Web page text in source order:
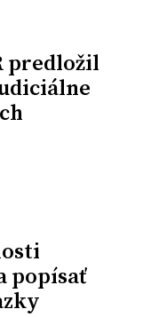
predložil
popísať